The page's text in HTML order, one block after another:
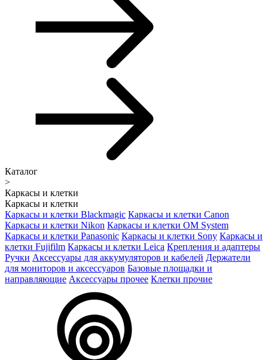
Каталог
>
Каркасы и клетки
Каркасы и клетки
Каркасы и клетки Blackmagic Каркасы и клетки Canon
Каркасы и клетки Nikon Каркасы и клетки OM System
Каркасы и клетки Panasonic Каркасы и клетки Sony Каркасы и
клетки Fujifilm Каркасы и клетки Leica Крепления и адаптеры
Ручки Аксессуары для аккумуляторов и кабелей Держатели
для мониторов и аксессуаров Базовые площадки и
направляющие Аксессуары прочее Клетки прочие